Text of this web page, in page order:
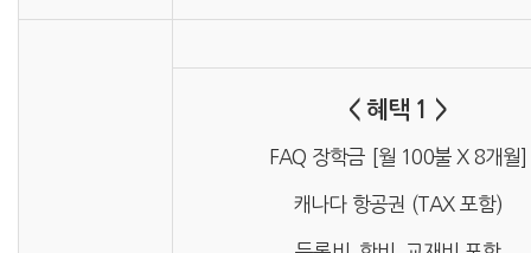
< 혜택 1 >
FAQ 장학금 [월 100불 X 8개월]
캐나다 항공권 (TAX 포함)